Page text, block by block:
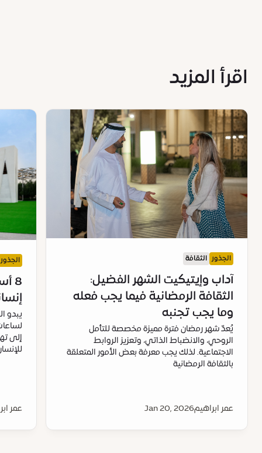
اقرأ المزيد
الجذور الثقافة
آداب وإيتيكيت الشهر الفضيل:
الثقافة الرمضانية فيما يجب فعله
وما يجب تجنبه
يُعدّ شهر رمضان فترة مميزة مخصصة للتأمل
الروحي، والانضباط الذاتي، وتعزيز الروابط
الاجتماعية. لذلك يجب معرفة بعض الأمور المتعلقة
بالثقافة الرمضانية
عمر ابراهيمJan 20, 2026
الجذور
8
يبدو
إلى
عمر